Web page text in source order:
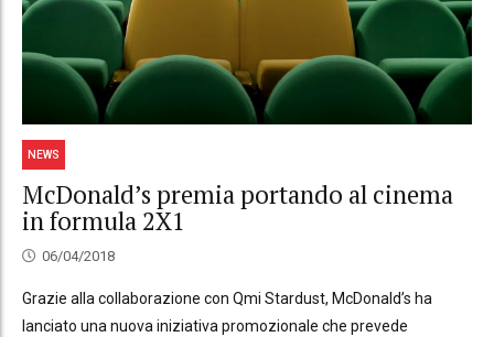
NEWS
McDonald’s premia portando al cinema
in formula 2X1
06/04/2018
Grazie alla collaborazione con Qmi Stardust, McDonald’s ha
lanciato una nuova iniziativa promozionale che prevede